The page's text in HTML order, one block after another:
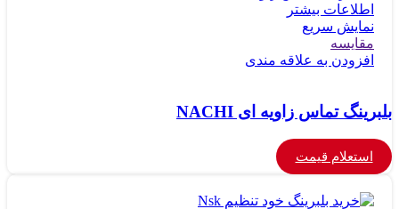
اطلاعات بیشتر
نمایش سریع
مقايسه
افزودن به علاقه مندی
بلبرینگ تماس زاویه ای NACHI
استعلام قیمت